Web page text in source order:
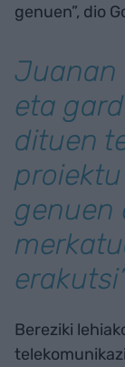
genuen”, dio
Juanan
eta
dituen
genuen
Bereziki